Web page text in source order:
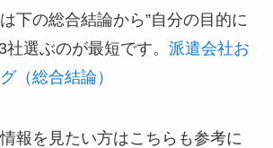
下の総合結論から”自分の目的に
選ぶのが最短です。 派遣会社お
（総合結論）
報を見たい方はこちらも参考に